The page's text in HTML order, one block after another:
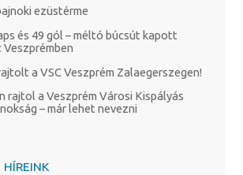
ezüstérme
és 49 gól – méltó búcsút kapott
Veszprémben
a VSC Veszprém Zalaegerszegen!
rajtol a Veszprém Városi Kispályás
– már lehet nevezni
HÍREINK